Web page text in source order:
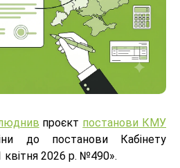
проєкт постанови КМУ
до постанови Кабінету
квітня 2026 р. №490».